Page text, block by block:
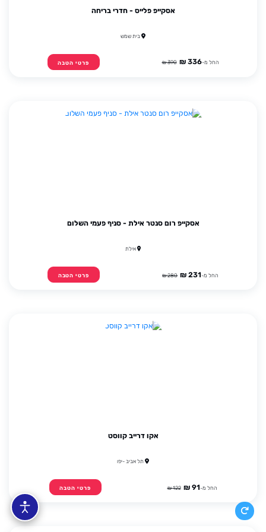
אסקייפ פלייס - חדרי בריחה
בית שמש
החל מ-336 ₪
390 ₪ פרטי הטבה
אסקייפ רום סנטר אילת - סניף פעמי השלום
אילת
החל מ-231 ₪
280 ₪ פרטי הטבה
אקו דרייב קווסט
תל אביב -יפו
החל מ-91 ₪
122 ₪ פרטי הטבה